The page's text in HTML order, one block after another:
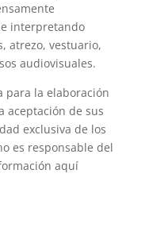
interpretando
atrezo, vestuario,
audiovisuales.
para la elaboración
aceptación de sus
exclusiva de los
es responsable del
aquí